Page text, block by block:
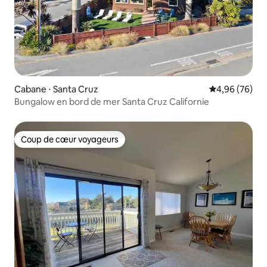
Cabane ⋅ Santa Cruz Évaluation
4,96 (76)
Bungalow en bord de mer Santa Cruz Californie
Coup de cœur voyageurs
Coup de cœur voyageurs